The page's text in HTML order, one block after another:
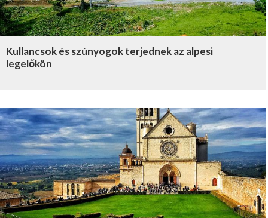
Kullancsok és szúnyogok terjednek az alpesi
legelőkön